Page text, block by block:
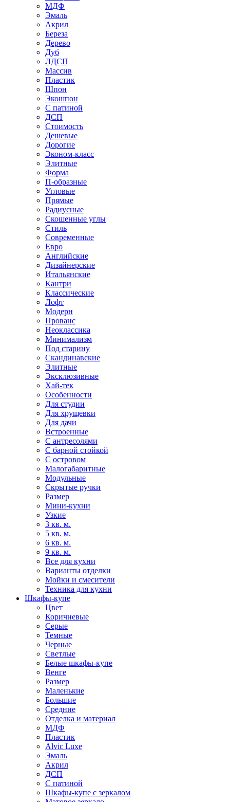
МДФ
Эмаль
Акрил
Береза
Дерево
Дуб
ЛДСП
Массив
Пластик
Шпон
Экошпон
С патиной
ДСП
Стоимость
Дешевые
Дорогие
Эконом-класс
Элитные
Форма
П-образные
Угловые
Прямые
Радиусные
Скошенные углы
Стиль
Современные
Евро
Английские
Дизайнерские
Итальянские
Кантри
Классические
Лофт
Модерн
Прованс
Неоклассика
Минимализм
Под старину
Скандинавские
Элитные
Эксклюзивные
Хай-тек
Особенности
Для студии
Для хрущевки
Для дачи
Встроенные
С антресолями
С барной стойкой
С островом
Малогабаритные
Модульные
Скрытые ручки
Размер
Мини-кухни
Узкие
3 кв. м.
5 кв. м.
6 кв. м.
9 кв. м.
Все для кухни
Варианты отделки
Мойки и смесители
Техника для кухни
Шкафы-купе
Цвет
Коричневые
Серые
Темные
Черные
Светлые
Белые шкафы-купе
Венге
Размер
Маленькие
Большие
Средние
Отделка и материал
МДФ
Пластик
Alvic Luxe
Эмаль
Акрил
ДСП
С патиной
Шкафы-купе с зеркалом